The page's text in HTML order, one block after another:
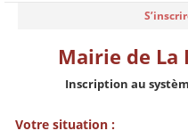
Mairie de La
Inscription au
Votre situation :